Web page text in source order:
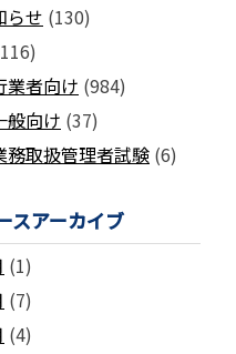
事務局
務局
事務局
務局
修
の再交付について
取扱額」 (主要
インバウンドデ
らせ (130)
業者向け (984)
般向け (37)
務取扱管理者試験 (6)
スアーカイブ
(1)
(7)
(4)